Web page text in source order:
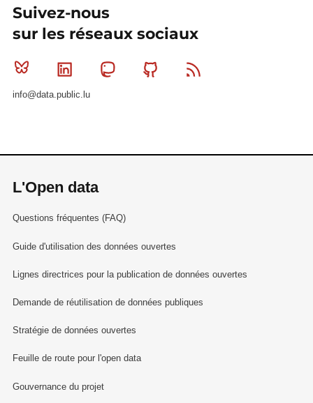
Suivez-nous
sur les réseaux sociaux
Bluesky Linkedin MastodonGithub
info@data.public.lu
L'Open data
Questions fréquentes (FAQ)
Guide d'utilisation des données ouvertes
Lignes directrices pour la publication de données ouvertes
Demande de réutilisation de données publiques
Stratégie de données ouvertes
Feuille de route pour l'open data
Gouvernance du projet